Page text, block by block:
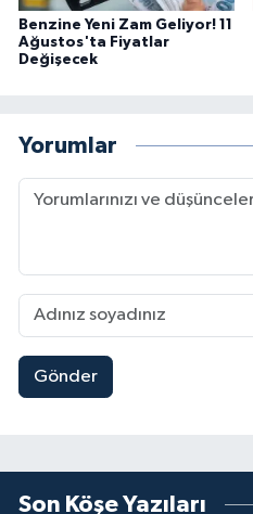
Benzine Yeni Zam Geliyor! 11
Ağustos'ta Fiyatlar
Değişecek
Yorumlar
Gönder
Son Köşe Yazıları